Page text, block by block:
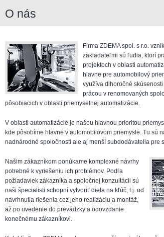
O nás
Firma ZDEMA spol. s r.o.
zakladateľmi sú ľudia, ktorí
projektoch v oblasti
hlavne pre automobilový
využíva dlhoročné
prácou v renomovaných
pôsobiacich v oblasti priemyselnej automatizácie.
V oblasti automatizácie je našou hlavnou prioritou
kde pôsobíme hlavne v automobilovom priemysle. Tu sú
nadnárodné spoločnosti ale aj menší subdodávatelia pre
Našim zákazníkom ponúkame komplexné návrhy
potrebné k vyriešeniu ich problémov. Podľa
požiadaviek zákazníka a spoločnej konzultácii sú
naši špecialisti schopní vytvoriť diela na kľúč, t.j. od
navrhnutia riešenia cez jeho realizáciu a montáž,
až po uvedenie do prevádzky a odovzdanie
konečnému zákazníkovi.